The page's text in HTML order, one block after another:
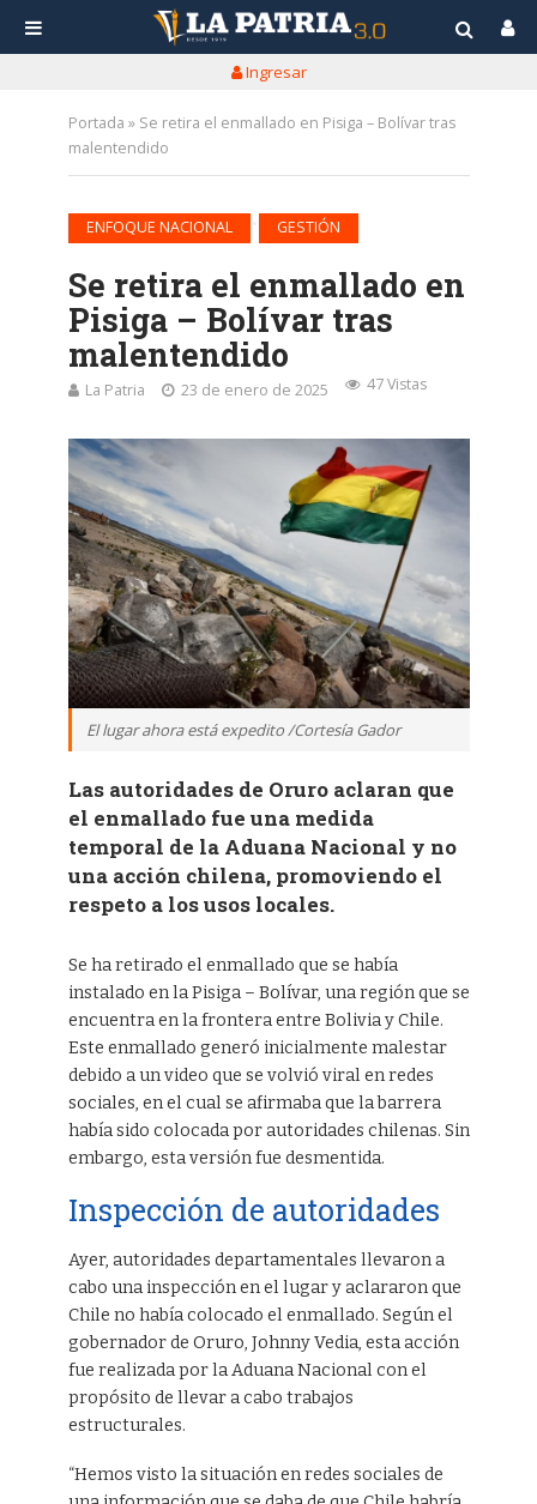
Ingresar
Portada » Se retira el enmallado en Pisiga – Bolívar tras
malentendido
ENFOQUE NACIONAL GESTIÓN
Se retira el enmallado en
Pisiga – Bolívar tras
malentendido
La Patria 23 de enero de 2025 47 Vistas
El lugar ahora está expedito /Cortesía Gador
Las autoridades de Oruro aclaran que
el enmallado fue una medida
temporal de la Aduana Nacional y no
una acción chilena, promoviendo el
respeto a los usos locales.
Se ha retirado el enmallado que se había
instalado en la Pisiga – Bolívar, una región que se
encuentra en la frontera entre Bolivia y Chile.
Este enmallado generó inicialmente malestar
debido a un video que se volvió viral en redes
sociales, en el cual se afirmaba que la barrera
había sido colocada por autoridades chilenas. Sin
embargo, esta versión fue desmentida.
Inspección de autoridades
Ayer, autoridades departamentales llevaron a
cabo una inspección en el lugar y aclararon que
Chile no había colocado el enmallado. Según el
gobernador de Oruro, Johnny Vedia, esta acción
fue realizada por la Aduana Nacional con el
propósito de llevar a cabo trabajos
estructurales.
“Hemos visto la situación en redes sociales de